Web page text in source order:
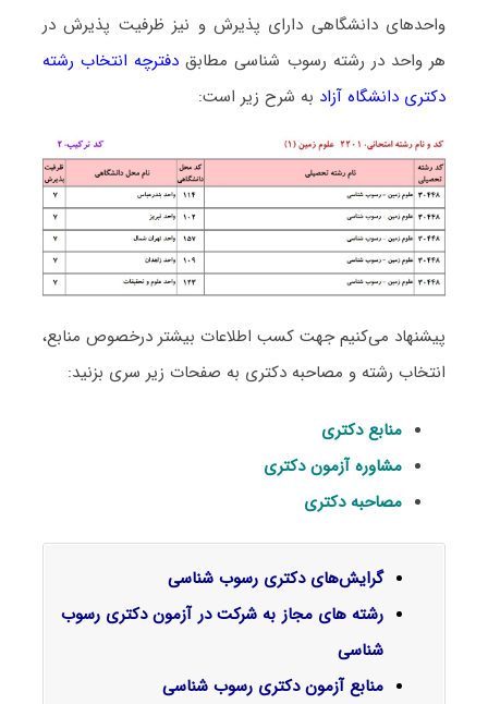
واحدهای دانشگاهی دارای پذیرش و نیز ظرفیت پذیرش در
هر واحد در رشته رسوب شناسی مطابق دفترچه انتخاب رشته
دکتری دانشگاه آزاد به شرح زیر است:
پیشنهاد می‌کنیم جهت کسب اطلاعات بیشتر درخصوص منابع،
انتخاب رشته و مصاحبه دکتری به صفحات زیر سری بزنید:
منابع دکتری
مشاوره آزمون دکتری
مصاحبه دکتری
گرایش‌های دکتری رسوب شناسی
رشته های مجاز به شرکت در آزمون دکتری رسوب
شناسی
منابع آزمون دکتری رسوب شناسی